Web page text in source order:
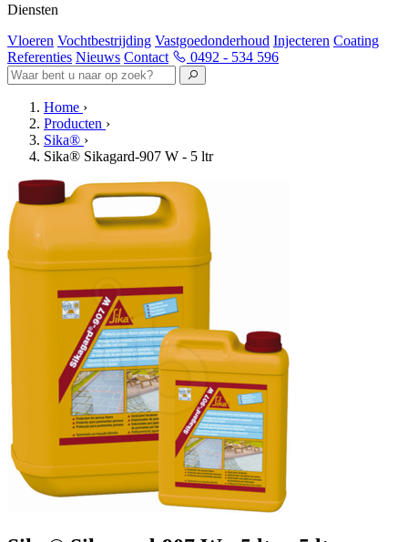
Diensten
Vloeren Vochtbestrijding Vastgoedonderhoud Injecteren Coating
Referenties Nieuws Contact 0492 - 534 596
Home ›
Producten ›
Sika® ›
Sika® Sikagard-907 W - 5 ltr